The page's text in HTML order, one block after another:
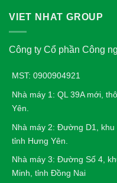
VIET NHAT GROUP
Công ty Cổ phần Công
MST: 0900904921
Nhà máy 1: QL 39A mới,
Yên.
Nhà máy 2: Đường D1, khu
tỉnh Hưng Yên.
Nhà máy 3: Đường Số 4,
Minh, tỉnh Đồng Nai